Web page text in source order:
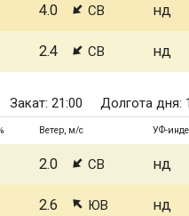
4.0 СВ нд
2.4 СВ нд
Закат: 21:00 Долгота дня:
Ветер, м/с УФ-
2.0 СВ нд
2.6 ЮВ нд